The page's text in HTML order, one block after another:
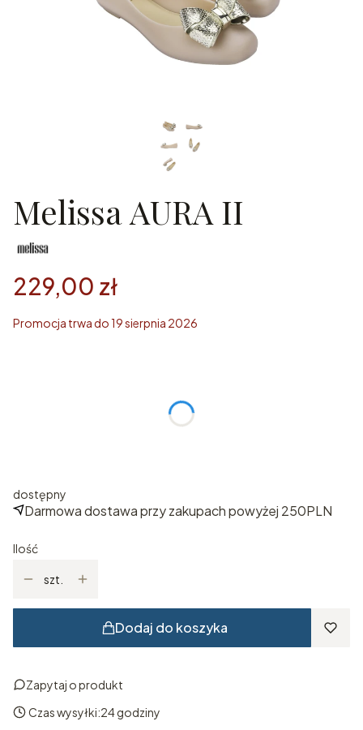
Melissa AURA II
229,00 zł
Promocja trwa do 19 sierpnia 2026
dostępny
Darmowa dostawa przy zakupach powyżej 250PLN
Ilość
szt.
Dodaj do koszyka
Zapytaj o produkt
Czas wysyłki:24 godziny